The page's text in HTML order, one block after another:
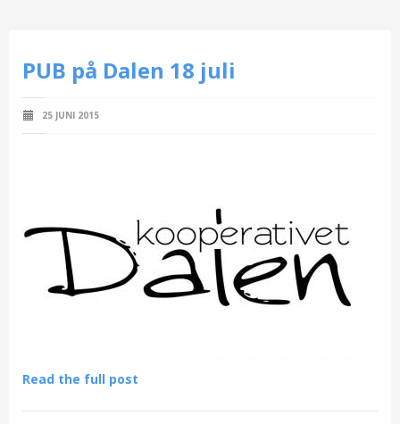
PUB på Dalen 18 juli
25 JUNI 2015
Read the full post